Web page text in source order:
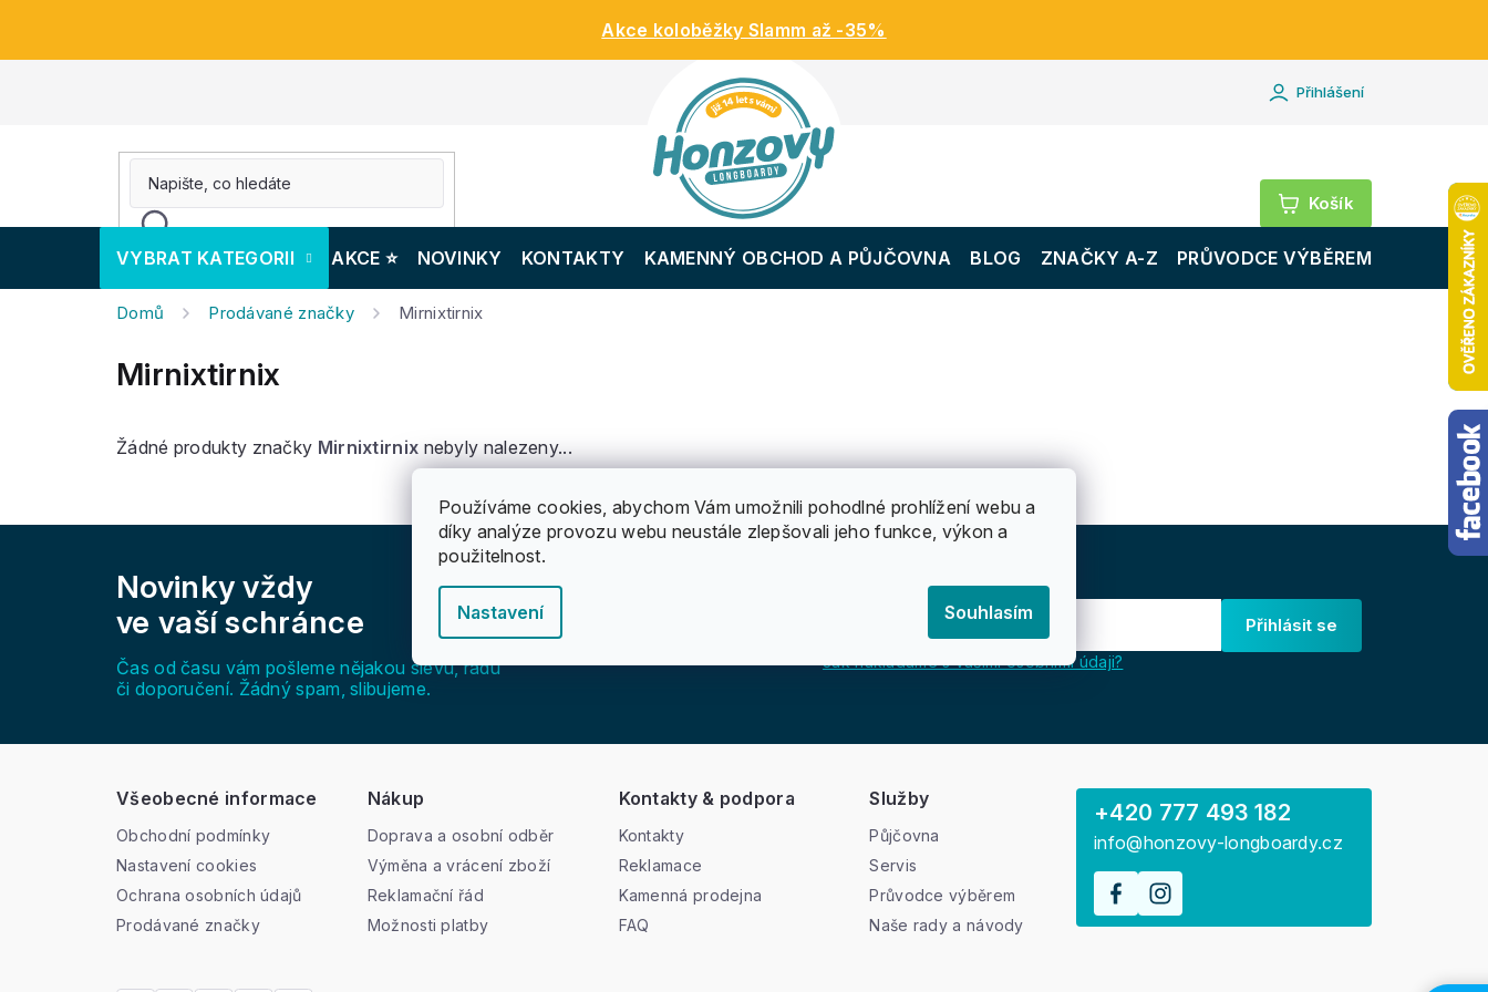
Používáme cookies, abychom Vám umožnili pohodlné prohlížení webu a
díky analýze provozu webu neustále zlepšovali jeho funkce, výkon a
použitelnost.
Nastavení Souhlasím
Akce koloběžky Slamm až -35%
Přihlášení
Nákupní
košík
VYBRAT KATEGORII AKCE ⭐️ NOVINKY KONTAKTY KAMENNÝ OBCHOD A PŮJČOVNA BLOG ZNAČKY A-Z PRŮVODCE VÝBĚREM
Domů Prodávané značky Mirnixtirnix
Mirnixtirnix
Žádné produkty značky Mirnixtirnix nebyly nalezeny...
Novinky vždy
ve vaší schránce
Čas od času vám pošleme nějakou slevu, radu
či doporučení. Žádný spam, slibujeme.
Přihlásit se
Jak nakládáme s vašimi osobními údaji?
Všeobecné informace
Obchodní podmínky
Nastavení cookies
Ochrana osobních údajů
Prodávané značky
Nákup
Doprava a osobní odběr
Výměna a vrácení zboží
Reklamační řád
Možnosti platby
Kontakty & podpora
Kontakty
Reklamace
Kamenná prodejna
FAQ
Služby
Půjčovna
Servis
Průvodce výběrem
Naše rady a návody
+420 777 493 182
info@honzovy-longboardy.cz